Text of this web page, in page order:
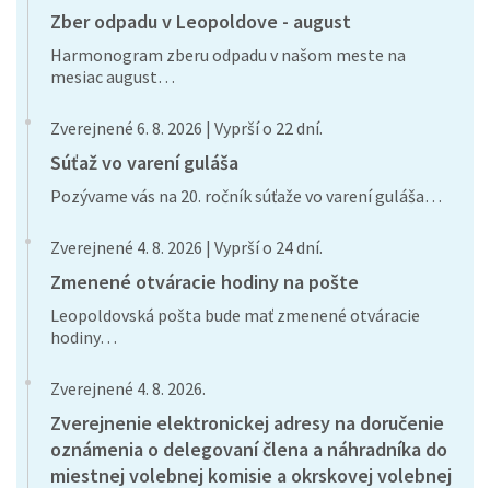
Zber odpadu v Leopoldove - august
Harmonogram zberu odpadu v našom meste na
mesiac august…
Zverejnené 6. 8. 2026 | Vyprší o 22 dní.
Súťaž vo varení guláša
Pozývame vás na 20. ročník súťaže vo varení guláša…
Zverejnené 4. 8. 2026 | Vyprší o 24 dní.
Zmenené otváracie hodiny na pošte
Leopoldovská pošta bude mať zmenené otváracie
hodiny…
Zverejnené 4. 8. 2026.
Zverejnenie elektronickej adresy na doručenie
oznámenia o delegovaní člena a náhradníka do
miestnej volebnej komisie a okrskovej volebnej